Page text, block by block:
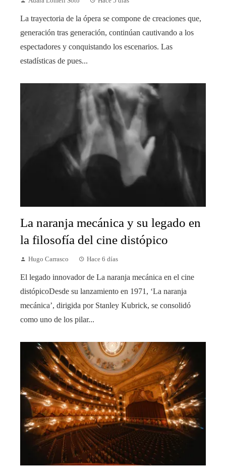
La trayectoria de la ópera se compone de creaciones que,
generación tras generación, continúan cautivando a los
espectadores y conquistando los escenarios. Las
estadísticas de pues...
La naranja mecánica y su legado en
la filosofía del cine distópico
Hugo Carrasco Hace 6 días
El legado innovador de La naranja mecánica en el cine
distópicoDesde su lanzamiento en 1971, ‘La naranja
mecánica’, dirigida por Stanley Kubrick, se consolidó
como uno de los pilar...